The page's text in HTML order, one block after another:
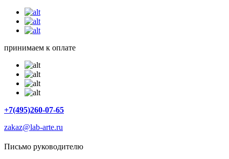
принимаем к оплате
+7(495)260-07-65
zakaz@lab-arte.ru
Письмо руководителю